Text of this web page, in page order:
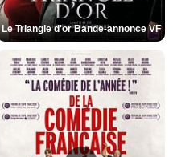
Le Triangle d'or Bande-annonce VF